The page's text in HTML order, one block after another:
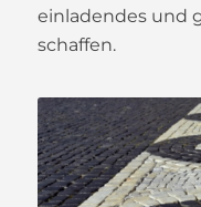
einladendes und
schaffen.